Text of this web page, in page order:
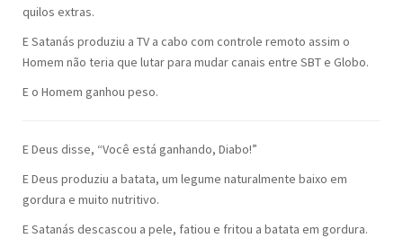
quilos extras.
E Satanás produziu a TV a cabo com controle remoto assim o
Homem não teria que lutar para mudar canais entre SBT e Globo.
E o Homem ganhou peso.
E Deus disse, “Você está ganhando, Diabo!”
E Deus produziu a batata, um legume naturalmente baixo em
gordura e muito nutritivo.
E Satanás descascou a pele, fatiou e fritou a batata em gordura.